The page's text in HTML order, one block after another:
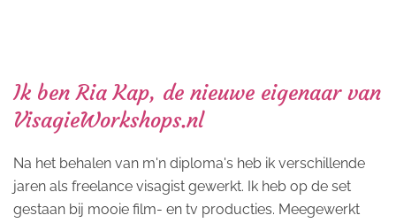
Ik ben Ria Kap, de nieuwe eigenaar van
VisagieWorkshops.nl
Na het behalen van m'n diploma's heb ik verschillende
jaren als freelance visagist gewerkt. Ik heb op de set
gestaan bij mooie film- en tv producties. Meegewerkt